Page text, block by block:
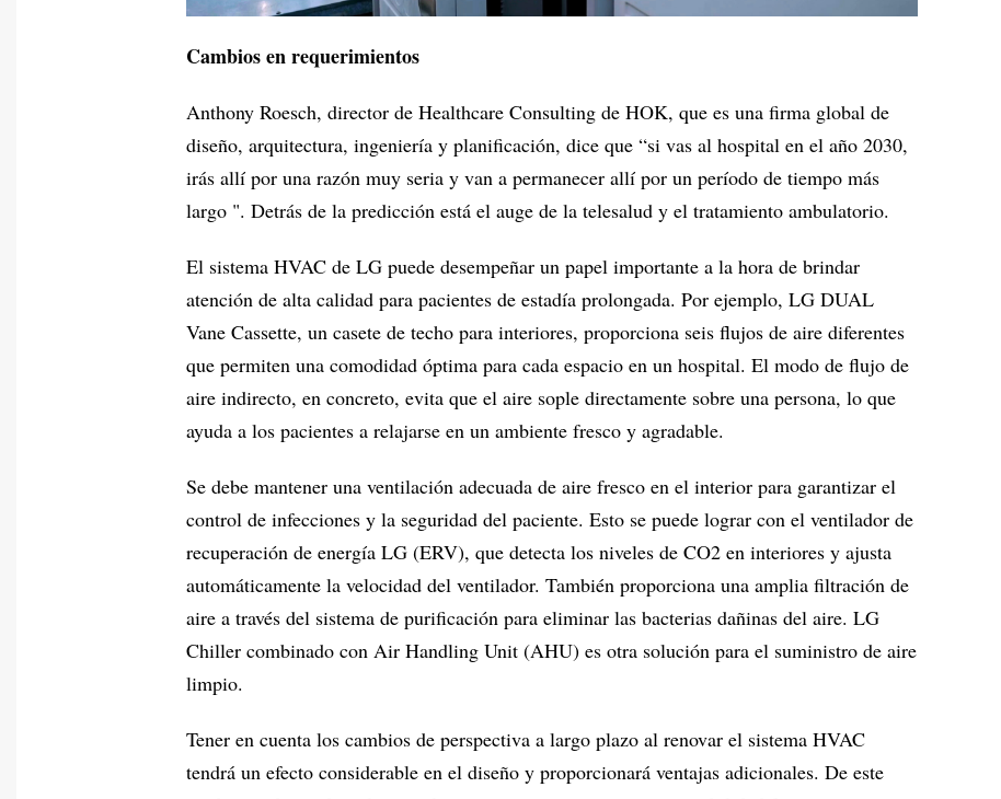
Cambios en requerimientos
Anthony Roesch, director de Healthcare Consulting de HOK, que es una firma global de
diseño, arquitectura, ingeniería y planificación, dice que “si vas al hospital en el año 2030,
irás allí por una razón muy seria y van a permanecer allí por un período de tiempo más
largo ". Detrás de la predicción está el auge de la telesalud y el tratamiento ambulatorio.
El sistema HVAC de LG puede desempeñar un papel importante a la hora de brindar
atención de alta calidad para pacientes de estadía prolongada. Por ejemplo, LG DUAL
Vane Cassette, un casete de techo para interiores, proporciona seis flujos de aire diferentes
que permiten una comodidad óptima para cada espacio en un hospital. El modo de flujo de
aire indirecto, en concreto, evita que el aire sople directamente sobre una persona, lo que
ayuda a los pacientes a relajarse en un ambiente fresco y agradable.
Se debe mantener una ventilación adecuada de aire fresco en el interior para garantizar el
control de infecciones y la seguridad del paciente. Esto se puede lograr con el ventilador de
recuperación de energía LG (ERV), que detecta los niveles de CO2 en interiores y ajusta
automáticamente la velocidad del ventilador. También proporciona una amplia filtración de
aire a través del sistema de purificación para eliminar las bacterias dañinas del aire. LG
Chiller combinado con Air Handling Unit (AHU) es otra solución para el suministro de aire
limpio.
Tener en cuenta los cambios de perspectiva a largo plazo al renovar el sistema HVAC
tendrá un efecto considerable en el diseño y proporcionará ventajas adicionales. De este